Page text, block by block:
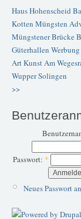
Haus Hohenscheid
Kotten Müngsten
Müngstener Brücke
Güterhallen Werbung
ArtKunstAm
WupperSolingen
>>
Passwort: *
Neues Passwort